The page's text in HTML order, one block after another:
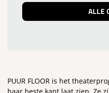
ALLE
PUUR FLOOR is het